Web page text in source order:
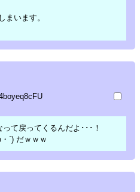
います。
て戻ってくるんだよ･･･！
`) だｗｗｗ